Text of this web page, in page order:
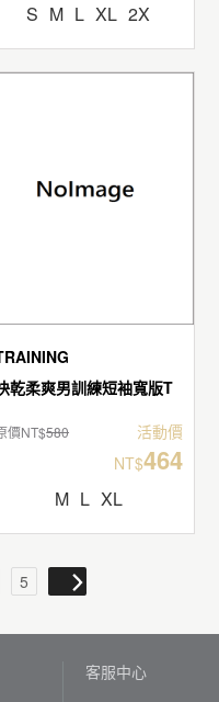
S M L XL 2X
乾柔爽男訓練短袖寬版T
價NT$580
活動價
NT$464
M L XL
5
客服中心